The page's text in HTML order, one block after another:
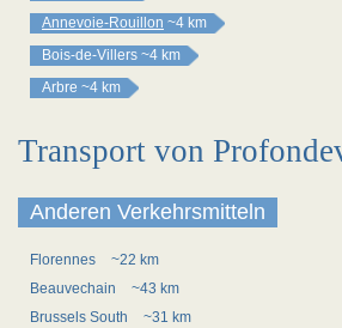
Annevoie-Rouillon ~4 km
Bois-de-Villers ~4 km
Arbre ~4 km
Transport von
Anderen Verkehrsmitteln
Florennes
~22 km
Beauvechain
~43 km
Brussels South
~31 km